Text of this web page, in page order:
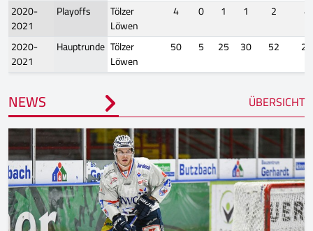
2020-
2021
Playoffs
Tölzer
Löwen
4 0 1 1 2
4
2020-
2021
Hauptrunde Tölzer
Löwen
50 5 25 30 52 22
NEWS ÜBERSICHT